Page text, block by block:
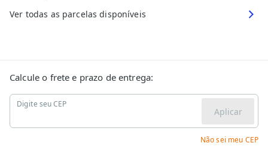
Ver todas as parcelas disponíveis
Calcule o frete e prazo de entrega:
Digite seu CEP
Aplicar
Não sei meu CEP